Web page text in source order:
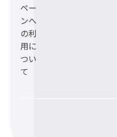
ペー
ンへ
の利
用に
つい
て